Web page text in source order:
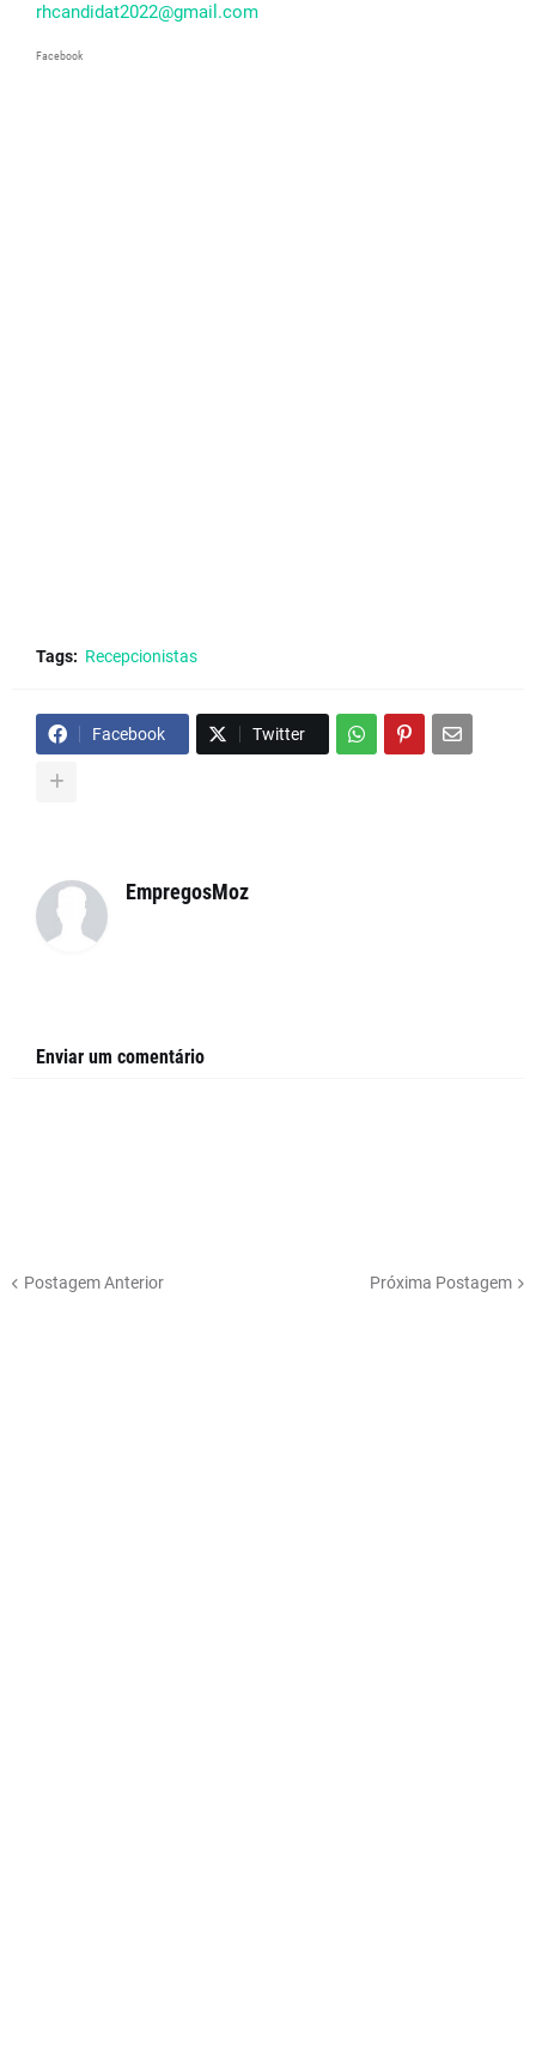
rhcandidat2022@gmail.com
Facebook
Tags: Recepcionistas
Facebook Twitter
EmpregosMoz
Enviar um comentário
Postagem Anterior Próxima Postagem